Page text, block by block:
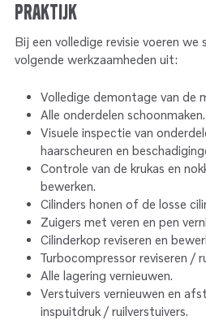
praktijk
Bij een volledige revisie voeren
volgende werkzaamheden uit:
Volledige demontage van de
Alle onderdelen schoonmaken.
Visuele inspectie van
haarscheuren en
Controle van de krukas en
bewerken.
Cilinders honen of de losse
Zuigers met veren en pen
Cilinderkop reviseren en
Turbocompressor reviseren /
Alle lagering vernieuwen.
Verstuivers vernieuwen en
inspuitdruk / ruilverstuivers.